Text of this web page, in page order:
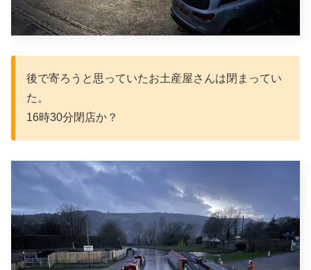
後で寄ろうと思っていたお土産屋さんは閉まってい
た。
16時30分閉店か？